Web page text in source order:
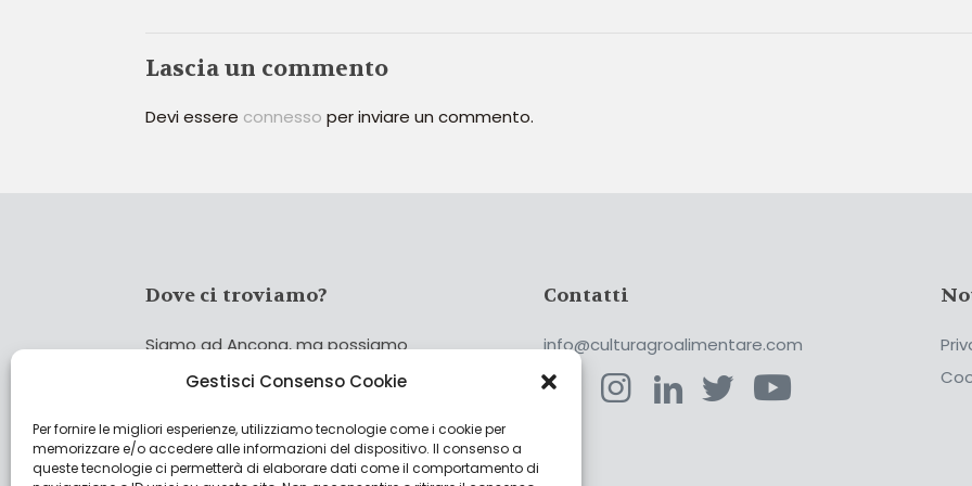
Gestisci Consenso Cookie
Per fornire le migliori esperienze, utilizziamo tecnologie come i cookie per
memorizzare e/o accedere alle informazioni del dispositivo. Il consenso a
queste tecnologie ci permetterà di elaborare dati come il comportamento di
Lascia un commento
Devi essere connesso per inviare un commento.
Dove ci troviamo?
Siamo ad Ancona, ma possiamo
coprire tutta Italia!
Cerca
Cerca
Contatti
info@culturagroalimentare.com